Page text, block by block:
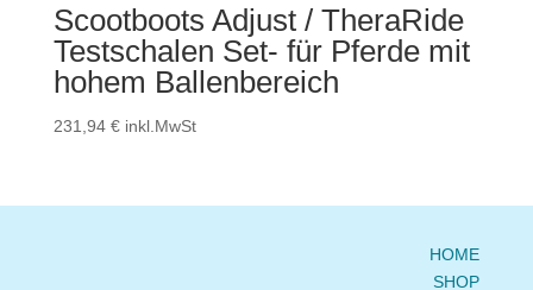
Scootboots Adjust / TheraRide
Testschalen Set- für Pferde mit
hohem Ballenbereich
231,94 € inkl.MwSt
HOME
SHOP